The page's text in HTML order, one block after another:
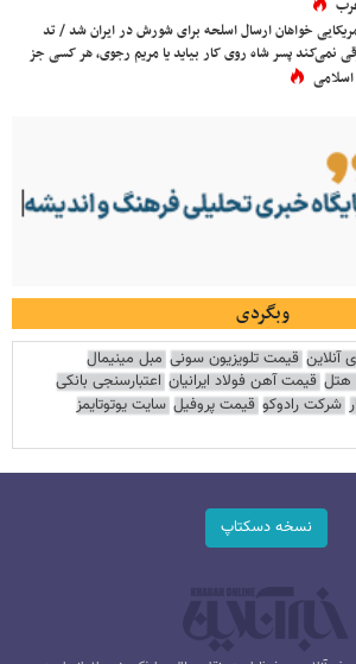
خواهان ارسال اسلحه برای شورش در ایران شد / تد
نمی‌کند پسر شاه روی کار بیاید یا مریم رجوی، هر کسی جز
وبگردی
آنلاین قیمت تلویزیون سونی مبل مینیمال
هتل قیمت آهن فولاد ایرانیان اعتبارسنجی بانکی
شرکت رادوکو قیمت پروفیل سایت یوتوتایمز
نسخه دسکتاپ